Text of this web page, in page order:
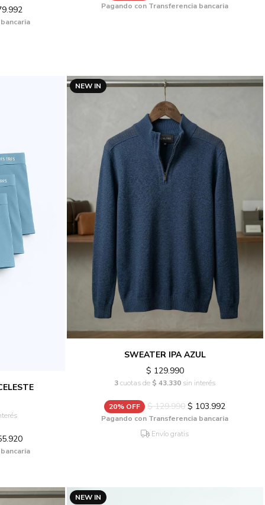
Pagando con Transferencia bancaria
NEW IN
SWEATER IPA AZUL
$ 129.990
3cuotas de $ 43.330 sin interés
20% OFF $ 129.990 $ 103.992
Pagando con Transferencia bancaria
Envío gratis
NEW IN